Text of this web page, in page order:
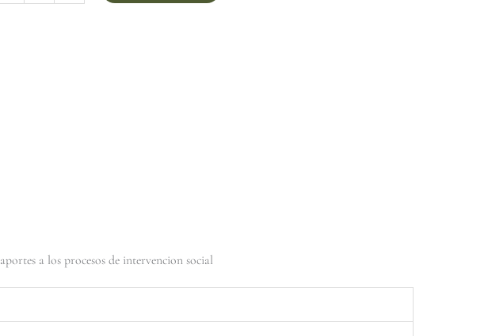
aportes a los procesos de intervencion social